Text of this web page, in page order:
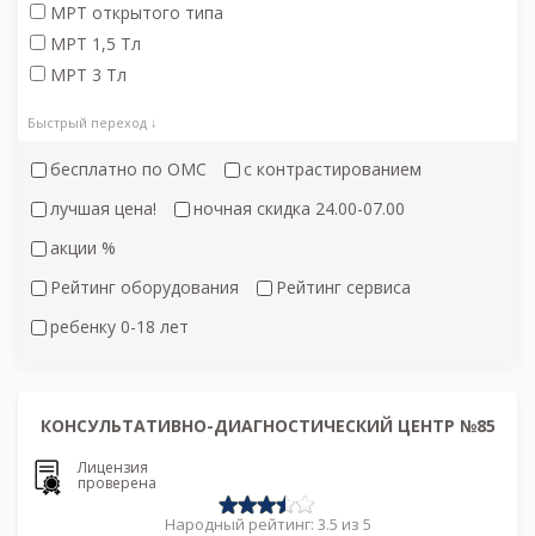
МРТ открытого типа
МРТ 1,5 Тл
МРТ 3 Тл
Быстрый переход ↓
бесплатно по ОМС
с контрастированием
лучшая цена!
ночная скидка 24.00-07.00
акции %
Рейтинг оборудования
Рейтинг сервиса
ребенку 0-18 лет
КОНСУЛЬТАТИВНО-ДИАГНОСТИЧЕСКИЙ ЦЕНТР №85
Лицензия
проверена
Народный рейтинг: 3.5 из 5